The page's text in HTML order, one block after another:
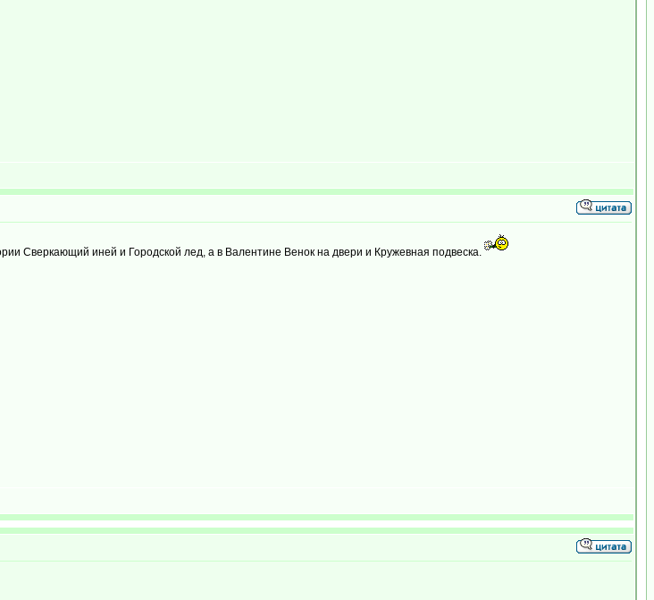
Сверкающий иней и Городской лед, а в Валентине Венок на двери и Кружевная подвеска.